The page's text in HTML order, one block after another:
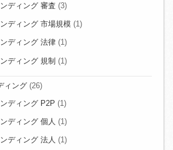
ディング 審査 (3)
ディング 市場規模 (1)
ディング 法律 (1)
ディング 規制 (1)
ィング(26)
ディング P2P (1)
ディング 個人 (1)
ディング 法人 (1)